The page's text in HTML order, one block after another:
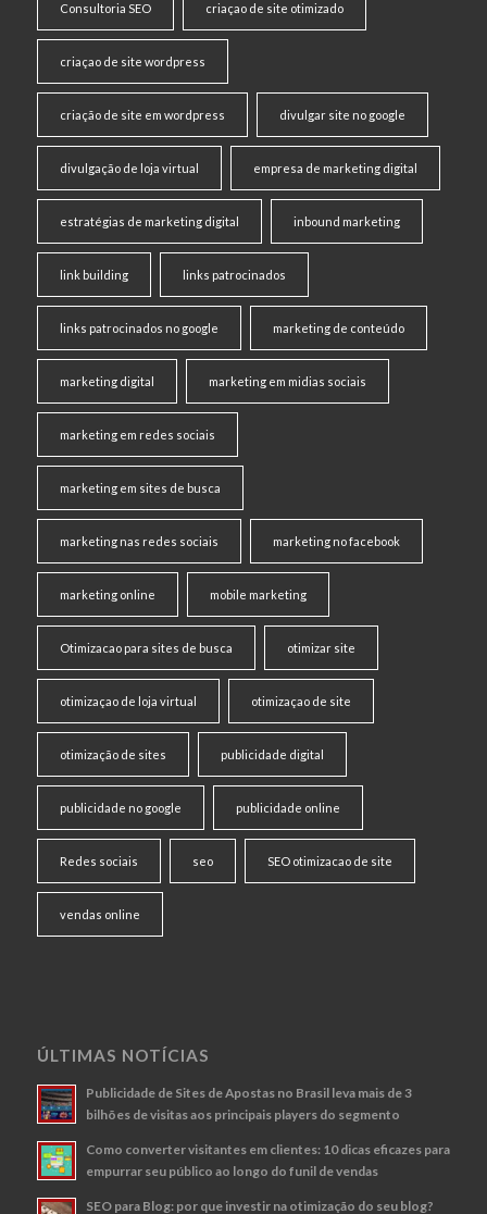
Consultoria SEO criaçao de site otimizado
criaçao de site wordpress
criação de site em wordpress divulgar site no google
divulgação de loja virtual empresa de marketing digital
estratégias de marketing digital inbound marketing
link building links patrocinados
links patrocinados no google marketing de conteúdo
marketing digital marketing em midias sociais
marketing em redes sociais
marketing em sites de busca
marketing nas redes sociais marketing no facebook
marketing online mobile marketing
Otimizacao para sites de busca otimizar site
otimizaçao de loja virtual otimizaçao de site
otimização de sites publicidade digital
publicidade no google publicidade online
Redes sociais seo SEO otimizacao de site
vendas online
ÚLTIMAS NOTÍCIAS
Publicidade de Sites de Apostas no Brasil leva mais de 3
bilhões de visitas aos principais players do segmento
Como converter visitantes em clientes: 10 dicas eficazes para
empurrar seu público ao longo do funil de vendas
SEO para Blog: por que investir na otimização do seu blog?